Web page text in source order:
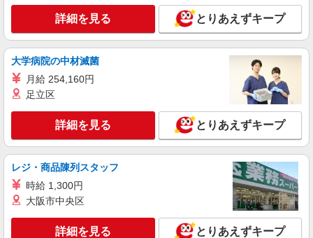
東京美装興業株式会社 東京第一支店
月給24万円〜30万円 ※経験・能力による 年収
例※32歳、事務歴2年 （1年目）年収3,030,000円
※月給250,000円 （2年目）年収3,440,000円※月
給260,000円、賞与年2回含む （3年目）年収
3,540,000円※月給260,000円、賞与年2回含む
東京都港区六本木３丁目（請負先）
詳細を見る
派遣社員
株式会社パソナ・東京キャリアセンター/KT600117822901
NEW
一般事務/データ入力/営業事務
月給283500円 ★交通費規定に基づき交通費支
東京都港区（東京メトロ日比谷線虎ノ門ヒルズ
駅）
詳細を見る とりあえずキープ
大学病院の中材滅菌
月給 254,160円
足立区
詳細を見る とりあえずキープ
レジ・商品陳列スタッフ
時給 1,300円
大阪市中央区
詳細を見る とりあえずキープ